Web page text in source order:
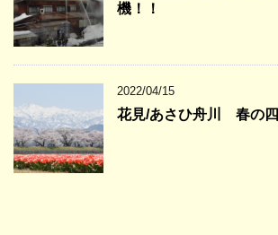
機！！
2022/04/15
花見/あさひ舟川 春の